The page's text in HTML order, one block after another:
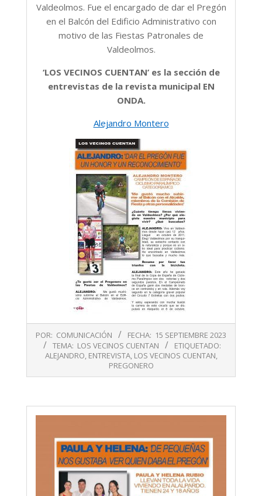
Valdeolmos. Fue el encargado de dar el Pregón
en el Balcón del Edificio Administrativo con
motivo de las Fiestas Patronales de
Valdeolmos.
‘LOS VECINOS CUENTAN’ es la sección de
entrevistas de la revista municipal EN
ONDA.
Alejandro Montero
09-
POR: COMUNICACIÓN FECHA: 15 SEPTIEMBRE 2023
TEMA: LOS VECINOS CUENTAN
ETIQUETADO:
ALEJANDRO, ENTREVISTA, LOS VECINOS CUENTAN,
PREGONERO